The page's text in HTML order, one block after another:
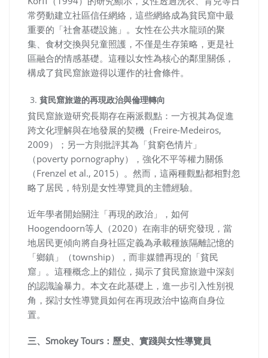
常勞動建立社區信任網絡，這些網絡成為貧民窟中最
重要的「社會基礎設施」。女性在公共水龍頭的聚
集、食材交換與兒童照護，不僅是生存策略，更是社
區融合的情感基礎。這種以女性為核心的鄰里關係，
構成了貧民窟旅遊得以運作的社會條件。
貧民窟旅遊的再現政治與倫理轉向
貧民窟旅遊研究長期存在兩派觀點：一方視其為促進
跨文化理解與在地發展的契機（Freire-Medeiros,
2009）；另一方則批評其為「貧窮色情片」
（poverty pornography），強化不平等權力關係
（Frenzel et al., 2015）。然而，這兩種觀點都相對忽
略了居民，特別是女性導覽員的主體經驗。
近年學者開始關注「再現的政治」，如何
Hoogendoorn等人（2020）在南非的研究發現，當
地居民更傾向將自身社區定義為承載種族隔離記憶的
「鄉鎮」（township），而非媒體再現的「貧民
窟」。這種概念上的錯位，揭示了貧民窟旅遊中深刻
的認識論暴力。本文在此基礎上，進一步引入性別視
角，探討女性導覽員如何在再現政治中協商自身位
置。
三、Smokey Tours：歷史、實踐與女性導覽員